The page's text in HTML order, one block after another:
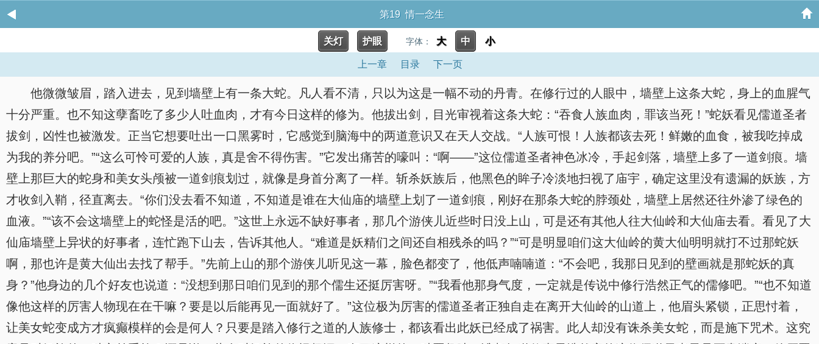
第19 情一念生
关灯 护眼 字体： 大 中 小
上一章 目录 下一页
他微微皱眉，踏入进去，见到墙壁上有一条大蛇。凡人看不清，只以为这是一幅不动的丹青。在修行过的人眼中，墙壁上这条大蛇，身上的血腥气
十分严重。也不知这孽畜吃了多少人吐血肉，才有今日这样的修为。他拔出剑，目光审视着这条大蛇：“吞食人族血肉，罪该当死！”蛇妖看见儒道圣者
拔剑，凶性也被激发。正当它想要吐出一口黑雾时，它感觉到脑海中的两道意识又在天人交战。“人族可恨！人族都该去死！鲜嫩的血食，被我吃掉成
为我的养分吧。”“这么可怜可爱的人族，真是舍不得伤害。”它发出痛苦的嚎叫：“啊——”这位儒道圣者神色冰冷，手起剑落，墙壁上多了一道剑痕。墙
壁上那巨大的蛇身和美女头颅被一道剑痕划过，就像是身首分离了一样。斩杀妖族后，他黑色的眸子冷淡地扫视了庙宇，确定这里没有遗漏的妖族，方
才收剑入鞘，径直离去。“你们没去看不知道，不知道是谁在大仙庙的墙壁上划了一道剑痕，刚好在那条大蛇的脖颈处，墙壁上居然还往外渗了绿色的
血液。”“该不会这墙壁上的蛇怪是活的吧。”这世上永远不缺好事者，那几个游侠儿近些时日没上山，可是还有其他人往大仙岭和大仙庙去看。看见了大
仙庙墙壁上异状的好事者，连忙跑下山去，告诉其他人。“难道是妖精们之间还自相残杀的吗？”“可是明显咱们这大仙岭的黄大仙明明就打不过那蛇妖
啊，那也许是黄大仙出去找了帮手。”先前上山的那个游侠儿听见这一幕，脸色都变了，他低声喃喃道：“不会吧，我那日见到的壁画就是那蛇妖的真
身？”他身边的几个好友也说道：“没想到那日咱们见到的那个儒生还挺厉害呀。”“我看他那身气度，一定就是传说中修行浩然正气的儒修吧。”“也不知道
像他这样的厉害人物现在在干嘛？要是以后能再见一面就好了。”这位极为厉害的儒道圣者正独自走在离开大仙岭的山道上，他眉头紧锁，正思忖着，
让美女蛇变成方才疯癫模样的会是何人？只要是踏入修行之道的人族修士，都该看出此妖已经成了祸害。此人却没有诛杀美女蛇，而是施下咒术。这究